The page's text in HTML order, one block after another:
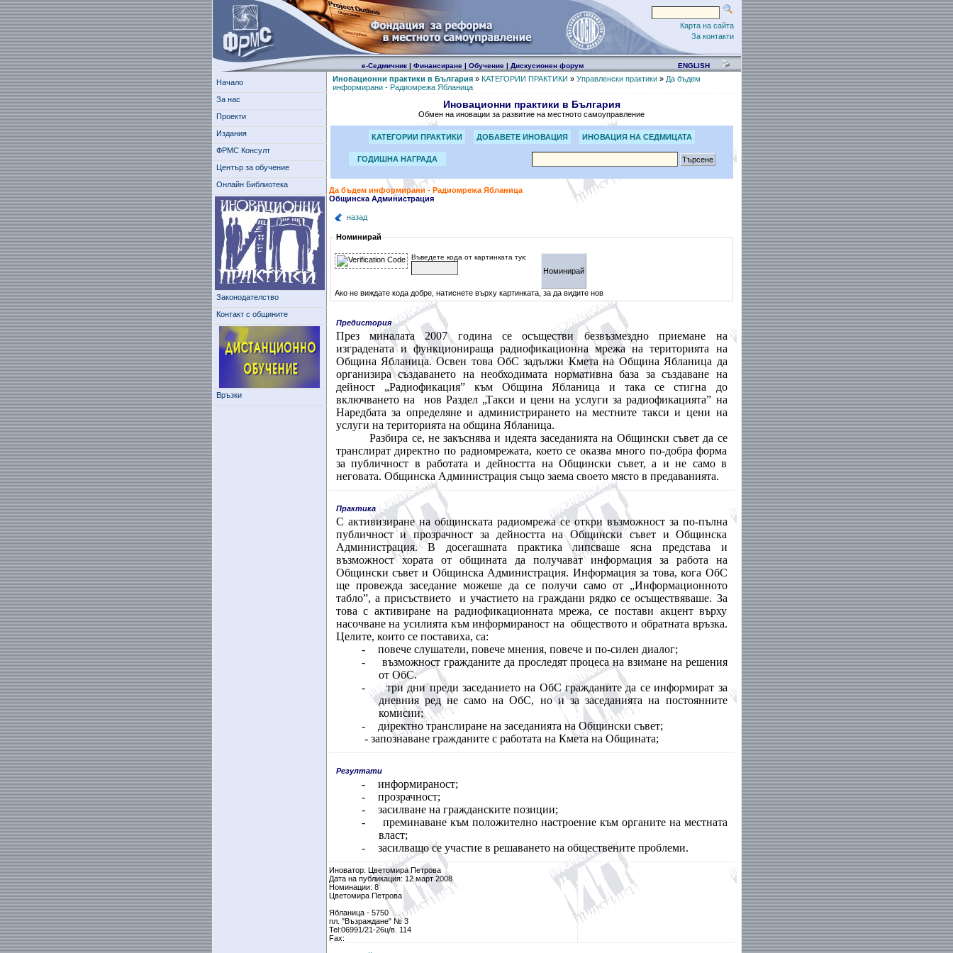
Карта на сайта
За контакти
е-Седмичник| Финансиране| Обучение| Дискусионен форум ENGLISH
Начало
За нас
Проекти
Издания
ФРМС Консулт
Център за обучение
Онлайн Библиотека
Законодателство
Контакт с общините
Връзки
Иновационни практики в България» КАТЕГОРИИ ПРАКТИКИ » Управленски практики» Да бъдем
информирани - Радиомрежа Ябланица
Иновационни практики в България
Обмен на иновации за развитие на местното самоуправление
КАТЕГОРИИ ПРАКТИКИ ДОБАВЕТЕ ИНОВАЦИЯ ИНОВАЦИЯ НА СЕДМИЦАТА
ГОДИШНА НАГРАДА
Да бъдем информирани - Радиомрежа Ябланица
Общинска Администрация
назад
Номинирай
Въведете кода от картинката тук:
Ако не виждате кода добре, натиснете върху картинката, за да видите нов
Предистория
През миналата 2007 година се осъществи безвъзмездно приемане на
изградената и функционираща радиофикационна мрежа на територията на
Община Ябланица. Освен това ОбС задължи Кмета на Община Ябланица да
организира създаването на необходимата нормативна база за създаване на
дейност „Радиофикация” към Община Ябланица и така се стигна до
включването на
нов Раздел „Такси и цени на услуги за радиофикацията” на
Наредбата за определяне и администрирането на местните такси и цени на
услуги на територията на община Ябланица.
Разбира се, не закъснява и идеята заседанията на Общински съвет да се
транслират директно по радиомрежата, което се оказва много по-добра форма
за публичност в работата и дейността на Общински съвет, а и не само в
неговата. Общинска Администрация също заема своето място в предаванията.
Практика
С активизиране на общинската радиомрежа се откри възможност за по-пълна
публичност и прозрачност за дейността на Общински съвет и Общинска
Администрация. В досегашната практика липсваше ясна представа и
възможност хората от общината да получават информация за работа на
Общински съвет и Общинска Администрация. Информация за това, кога ОбС
ще провежда заседание можеше да се получи само от „Информационното
табло”, а присъствието
и участието на граждани рядко се осъществяваше. За
това с активиране на радиофикационната мрежа, се постави акцент върху
насочване на усилията към информираност на
обществото и обратната връзка.
Целите, които се поставиха, са:
-
повече слушатели, повече мнения, повече и по-силен диалог;
-
възможност гражданите да проследят процеса на взимане на решения
от ОбС.
-
три дни преди заседанието на ОбС гражданите да се информират за
дневния ред не само на ОбС, но и за заседанията на постоянните
комисии;
-
директно транслиране на заседанията на Общински съвет;
- запознаване гражданите с работата на Кмета на Общината;
Резултати
-
информираност;
-
прозрачност;
-
засилване на гражданските позиции;
-
преминаване към положително настроение към органите на местната
власт;
-
засилващо се участие в решаването на обществените проблеми.
Иноватор: Цветомира Петрова
Дата на публикация: 12 март 2008
Номинации: 8
Цветомира Петрова
Ябланица - 5750
пл. "Възраждане" № 3
Tel:06991/21-26ц/в. 114
Fax: